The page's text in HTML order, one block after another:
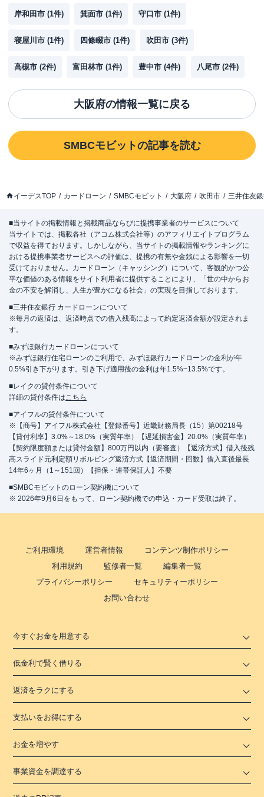
岸和田市 (1件) 箕面市 (1件) 守口市 (1件)
寝屋川市 (1件) 四條畷市 (1件) 吹田市 (3件)
高槻市 (2件) 富田林市 (1件) 豊中市 (4件) 八尾市 (2件)
大阪府の情報一覧に戻る
SMBCモビットの記事を読む
イーデスTOP カードローン SMBCモビット 大阪府 吹田市 三井住友
■当サイトの掲載情報と掲載商品ならびに提携事業者のサービスについて
当サイトでは、掲載各社（アコム株式会社等）のアフィリエイトプログラム
で収益を得ております。しかしながら、当サイトの掲載情報やランキングに
おける提携事業者サービスへの評価は、提携の有無や金銭による影響を一切
受けておりません。カードローン（キャッシング）について、客観的かつ公
平な価値のある情報をサイト利用者に提供することにより、「世の中からお
金の不安を解消し、人生が豊かになる社会」の実現を目指しております。
■三井住友銀行 カードローンについて
※毎月の返済は、返済時点での借入残高によって約定返済金額が設定されま
す。
■みずほ銀行カードローンについて
※みずほ銀行住宅ローンのご利用で、みずほ銀行カードローンの金利が年
0.5%引き下がります。引き下げ適用後の金利は年1.5%~13.5%です。
■レイクの貸付条件について
詳細の貸付条件はこちら
■アイフルの貸付条件について
※【商号】アイフル株式会社【登録番号】近畿財務局長（15）第00218号
【貸付利率】3.0%～18.0%（実質年率）【遅延損害金】20.0%（実質年率）
【契約限度額または貸付金額】800万円以内（要審査）【返済方式】借入後残
高スライド元利定額リボルビング返済方式【返済期間・回数】借入直後最長
14年6ヶ月（1～151回）【担保・連帯保証人】不要
■SMBCモビットのローン契約機について
※ 2026年9月6日をもって、ローン契約機での申込・カード受取は終了。
ご利用環境 運営者情報
コンテンツ制作ポリシー
利用規約
監修者一覧
編集者一覧
プライバシーポリシー
セキュリティーポリシー
お問い合わせ
今すぐお金を用意する
低金利で賢く借りる
返済をラクにする
支払いをお得にする
お金を増やす
事業資金を調達する